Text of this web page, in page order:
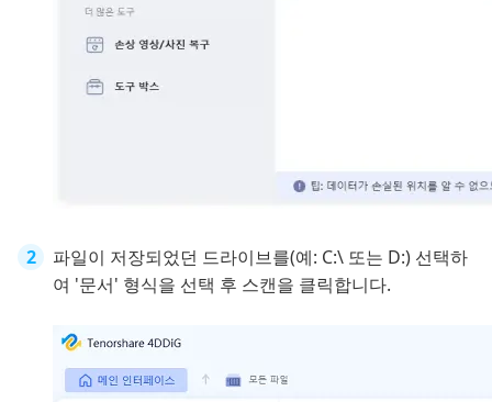
파일이 저장되었던 드라이브를(예: C:\ 또는 D:) 선택하
여 '문서' 형식을 선택 후 스캔을 클릭합니다.